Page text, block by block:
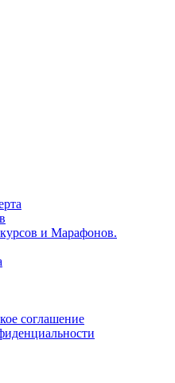
и Марафонов.
соглашение